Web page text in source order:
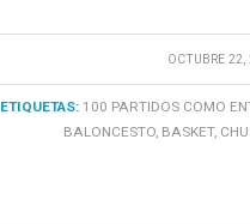
OCTUBRE 22,
/
ETIQUETAS: 100 PARTIDOS COMO
BALONCESTO, BASKET,